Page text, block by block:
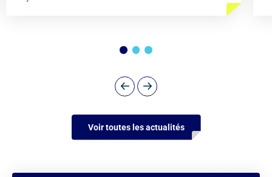
Voir toutes les actualités